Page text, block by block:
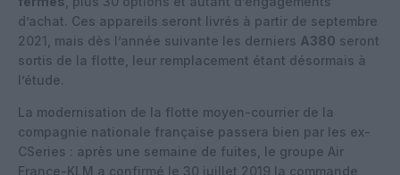
d’achat. Ces appareils seront livrés à partir de septembre
2021, mais dès l’année suivante les derniers A380 seront
sortis de la flotte, leur remplacement étant désormais à
l’étude.
La modernisation de la flotte moyen-courrier de la
compagnie nationale française passera bien par les ex-
CSeries : après une semaine de fuites, le groupe Air
France-KLM a confirmé le 30 juillet 2019 la commande